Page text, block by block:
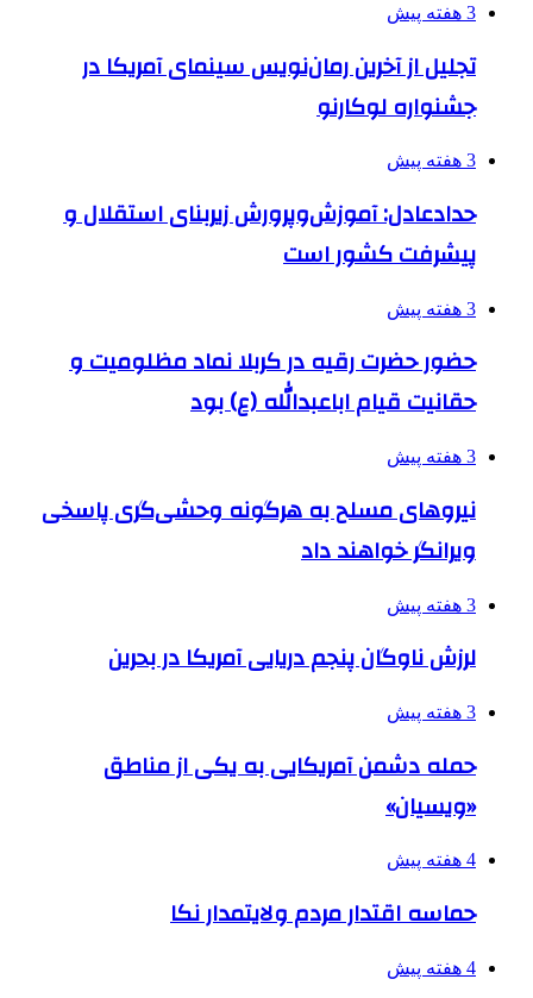
3 هفته پیش
تجلیل از آخرین رمان‌نویس سینمای آمریکا در
جشنواره لوکارنو
3 هفته پیش
حدادعادل: آموزش‌وپرورش زیربنای استقلال و
پیشرفت کشور است
3 هفته پیش
حضور حضرت رقیه در کربلا نماد مظلومیت و
حقانیت قیام اباعبدالله (ع) بود
3 هفته پیش
نیروهای مسلح به هرگونه وحشی‌گری پاسخی
ویرانگر خواهند داد
3 هفته پیش
لرزش ناوگان پنجم دریایی آمریکا در بحرین
3 هفته پیش
حمله دشمن آمریکایی به یکی از مناطق
«ویسیان»
4 هفته پیش
حماسه اقتدار مردم ولایتمدار نکا
4 هفته پیش